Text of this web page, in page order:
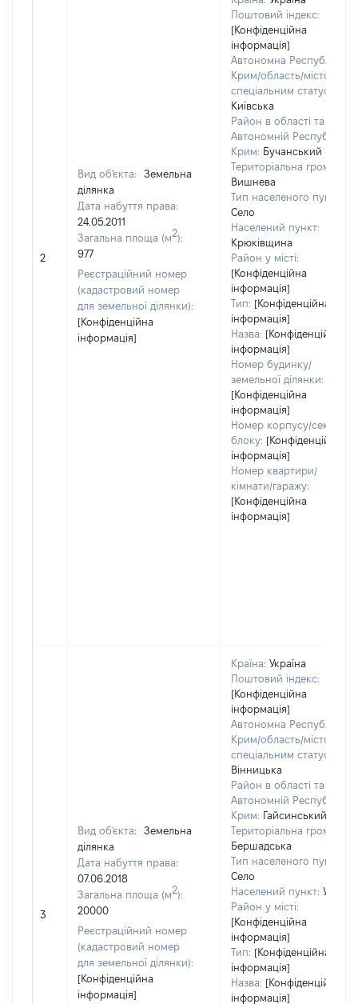
2
Вид об'єкта:
Земельна
ділянка
Дата набуття права:
24.05.2011
Загальна площа (м2):
977
Реєстраційний номер
(кадастровий номер
для земельної ділянки):
[Конфіденційна
інформація]
Поштовий індекс:
[Конфіденційна
інформація]
Автономна Республіка
Крим/область/місто зі
спеціальним статусом:
Київська
Район в області та
Автономній Республіці
Крим: Бучанський
Територіальна громада:
Вишнева
Тип населеного пункту:
Село
Населений пункт:
Крюківщина
Район у місті:
[Конфіденційна
інформація]
Тип: [Конфіденційна
інформація]
Назва: [Конфіденційна
інформація]
Номер будинку/
земельної ділянки:
[Конфіденційна
інформація]
Номер корпусу/секції/
блоку: [Конфіденційна
інформація]
Номер квартири/
кімнати/гаражу:
[Конфіденційна
інформація]
3
Вид об'єкта:
Земельна
ділянка
Дата набуття права:
07.06.2018
Загальна площа (м2):
20000
Реєстраційний номер
(кадастровий номер
для земельної ділянки):
[Конфіденційна
інформація]
Країна: Україна
Поштовий індекс:
[Конфіденційна
інформація]
Автономна Республіка
Крим/область/місто зі
спеціальним статусом:
Вінницька
Район в області та
Автономній Республіці
Крим: Гайсинський
Територіальна громада:
Бершадська
Тип населеного пункту:
Село
Населений пункт: Устя
Район у місті:
[Конфіденційна
інформація]
Тип: [Конфіденційна
інформація]
Назва: [Конфіденційна
інформація]